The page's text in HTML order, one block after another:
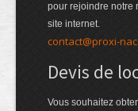
pour rejoindre notre
site internet.
contact@proxi-
Devis de
Vous souhaitez